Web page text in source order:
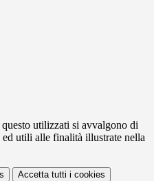
utilizzati si avvalgono di
utili alle finalità illustrate nella
Accetta tutti i cookies